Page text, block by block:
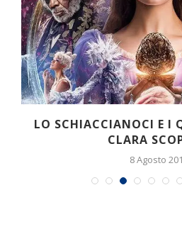
E I QUATTRO
CLARA SCOPRE...